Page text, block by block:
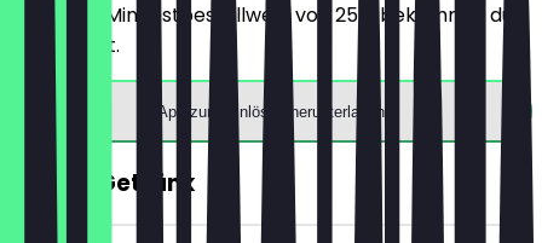
Ab einem Mindestbestellwert von 25€ bekommst du
10€ Rabatt.
App zum Einlösen herunterladen
GRATIS Getränk